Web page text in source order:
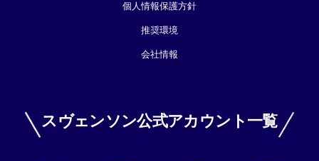
個人情報保護方針
推奨環境
会社情報
スヴェンソン公式アカウント一覧